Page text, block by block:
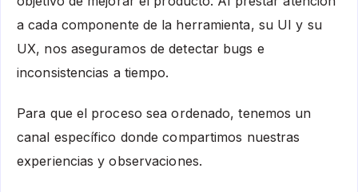
a cada componente de la herramienta, su UI y su
UX, nos aseguramos de detectar bugs e
inconsistencias a tiempo.
Para que el proceso sea ordenado, tenemos un
canal específico donde compartimos nuestras
experiencias y observaciones.